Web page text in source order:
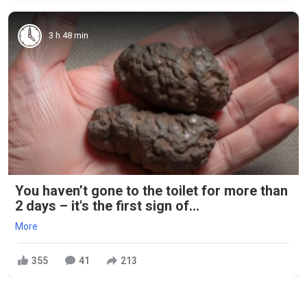
3 h 48 min
You haven’t gone to the toilet for more than
2 days – it's the first sign of...
More
355 41 213